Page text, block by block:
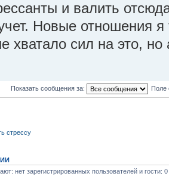
и валить
Новые отношения я
хватало сил на это, но
Показать сообщения за: Поле
стрессу
нет зарегистрированных пользователей и гости: 0